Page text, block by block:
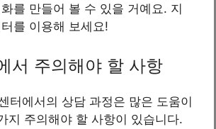
를 만들어 볼 수 있을 거예요. 지
를 이용해 보세요!
서 주의해야 할 사항
터에서의 상담 과정은 많은 도움이
지 주의해야 할 사항이 있습니다.